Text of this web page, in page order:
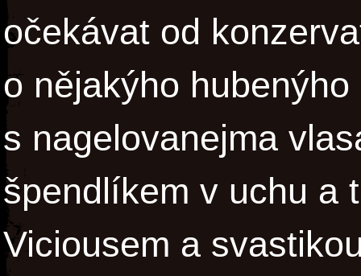
očekávat od
o nějakýho
s nagelovanejma
špendlíkem v uchu a
Viciousem a